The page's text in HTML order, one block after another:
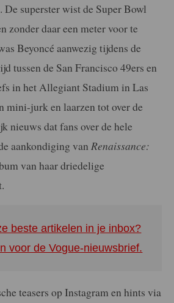
De superster wist de Super Bowl
zonder daar een meter voor te
Beyoncé aanwezig tijdens de
tussen de San Francisco 49ers en
in het Allegiant Stadium in Las
mini-jurk en laarzen tot over de
nieuws dat fans over de hele
aankondiging van Renaissance:
van haar driedelige
beste artikelen in je inbox?
voor de Vogue-nieuwsbrief.
teasers op Instagram en hints via